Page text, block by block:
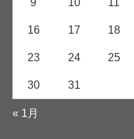
16 17 18
23 24 25
30 31
« 1月